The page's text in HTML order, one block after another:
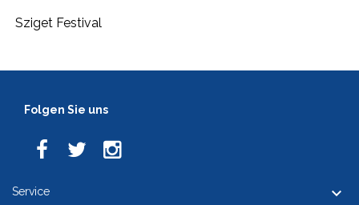
Sziget Festival
Folgen Sie uns
Service 